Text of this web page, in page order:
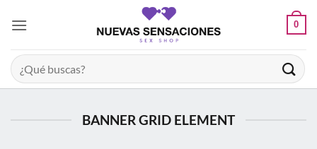
0
Buscar
por:
BANNER GRID ELEMENT